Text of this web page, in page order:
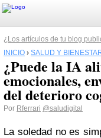
¿Los artículos de tu blog
INICIO › SALUD Y
¿Puede la IA
emocionales,
del deterioro
Por Rferrari @saludigital
La soledad no es